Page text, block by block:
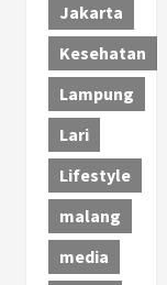
Jakarta
Kesehatan
Lampung
Lari
Lifestyle
malang
media